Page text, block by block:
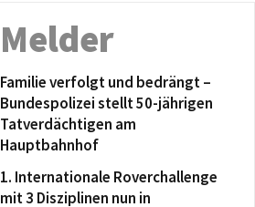
Melder
Familie verfolgt und bedrängt –
Bundespolizei stellt 50-jährigen
Tatverdächtigen am
Hauptbahnhof
1. Internationale Roverchallenge
mit 3 Disziplinen nun in